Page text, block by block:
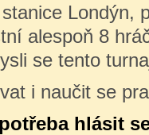
Londýn,
alespoň 8
se tento
i naučit se
hlásit